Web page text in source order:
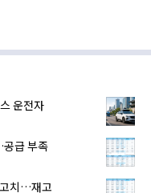
운전자
급 부족
치…재고